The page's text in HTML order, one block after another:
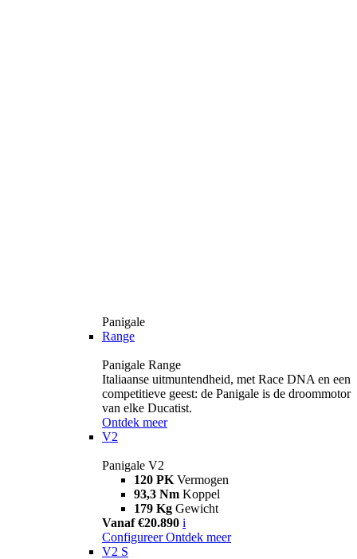
Panigale
Range
Panigale Range
Italiaanse uitmuntendheid, met Race DNA en een
competitieve geest: de Panigale is de droommotor
van elke Ducatist.
Ontdek meer
V2
Panigale V2
120 PK Vermogen
93,3 Nm Koppel
179 Kg Gewicht
Vanaf €20.890 i
Configureer Ontdek meer
V2 S